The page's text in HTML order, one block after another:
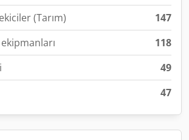
(Tarım)
147
118
49
47